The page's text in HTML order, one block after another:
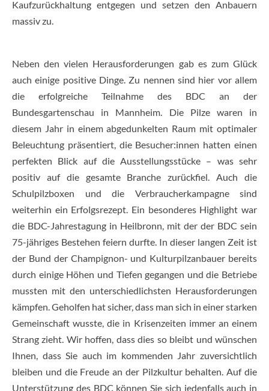
Kaufzurückhaltung entgegen und setzen den Anbauern
massiv zu.
Neben den vielen Herausforderungen gab es zum Glück
auch einige positive Dinge. Zu nennen sind hier vor allem
die erfolgreiche Teilnahme des BDC an der
Bundesgartenschau in Mannheim. Die Pilze waren in
diesem Jahr in einem abgedunkelten Raum mit optimaler
Beleuchtung präsentiert, die Besucher:innen hatten einen
perfekten Blick auf die Ausstellungsstücke – was sehr
positiv auf die gesamte Branche zurückfiel. Auch die
Schulpilzboxen und die Verbraucherkampagne sind
weiterhin ein Erfolgsrezept. Ein besonderes Highlight war
die BDC-Jahrestagung in Heilbronn, mit der der BDC sein
75-jähriges Bestehen feiern durfte. In dieser langen Zeit ist
der Bund der Champignon- und Kulturpilzanbauer bereits
durch einige Höhen und Tiefen gegangen und die Betriebe
mussten mit den unterschiedlichsten Herausforderungen
kämpfen. Geholfen hat sicher, dass man sich in einer starken
Gemeinschaft wusste, die in Krisenzeiten immer an einem
Strang zieht. Wir hoffen, dass dies so bleibt und wünschen
Ihnen, dass Sie auch im kommenden Jahr zuversichtlich
bleiben und die Freude an der Pilzkultur behalten. Auf die
Unterstützung des BDC können Sie sich jedenfalls auch in